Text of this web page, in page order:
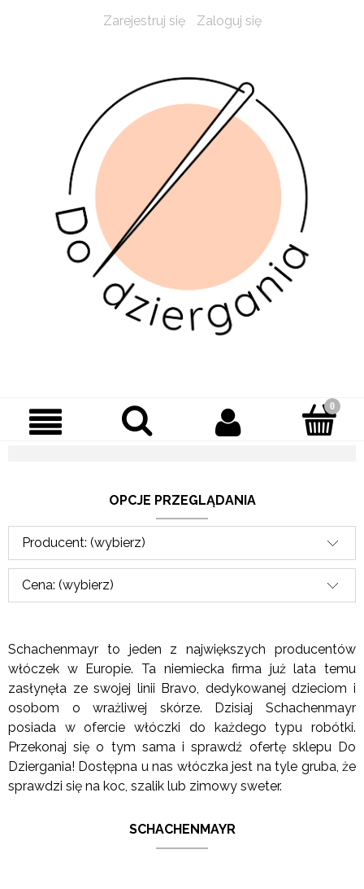
Zarejestruj się Zaloguj się
OPCJE PRZEGLĄDANIA
Producent: (wybierz)
Cena: (wybierz)
Schachenmayr to jeden z największych producentów
włóczek w Europie. Ta niemiecka firma już lata temu
zasłynęła ze swojej linii Bravo, dedykowanej dzieciom i
osobom o wrażliwej skórze. Dzisiaj Schachenmayr
posiada w ofercie włóczki do każdego typu robótki.
Przekonaj się o tym sama i sprawdź ofertę sklepu Do
Dziergania! Dostępna u nas włóczka jest na tyle gruba, że
sprawdzi się na koc, szalik lub zimowy sweter.
SCHACHENMAYR